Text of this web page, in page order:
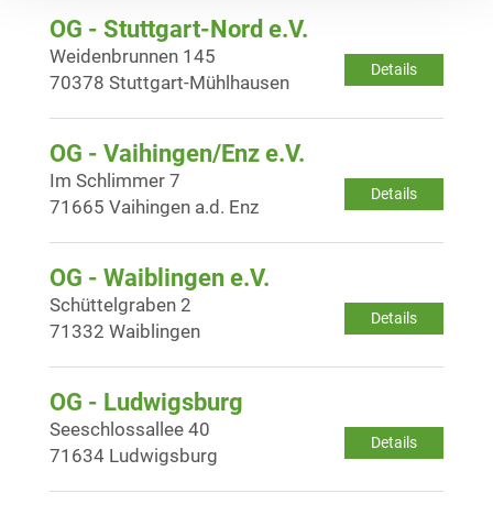
OG - Stuttgart-Nord e.V.
Details
Weidenbrunnen 145
70378 Stuttgart-Mühlhausen
OG - Vaihingen/Enz e.V.
Details
Im Schlimmer 7
71665 Vaihingen a.d. Enz
OG - Waiblingen e.V.
Details
Schüttelgraben 2
71332 Waiblingen
OG - Ludwigsburg
Details
Seeschlossallee 40
71634 Ludwigsburg